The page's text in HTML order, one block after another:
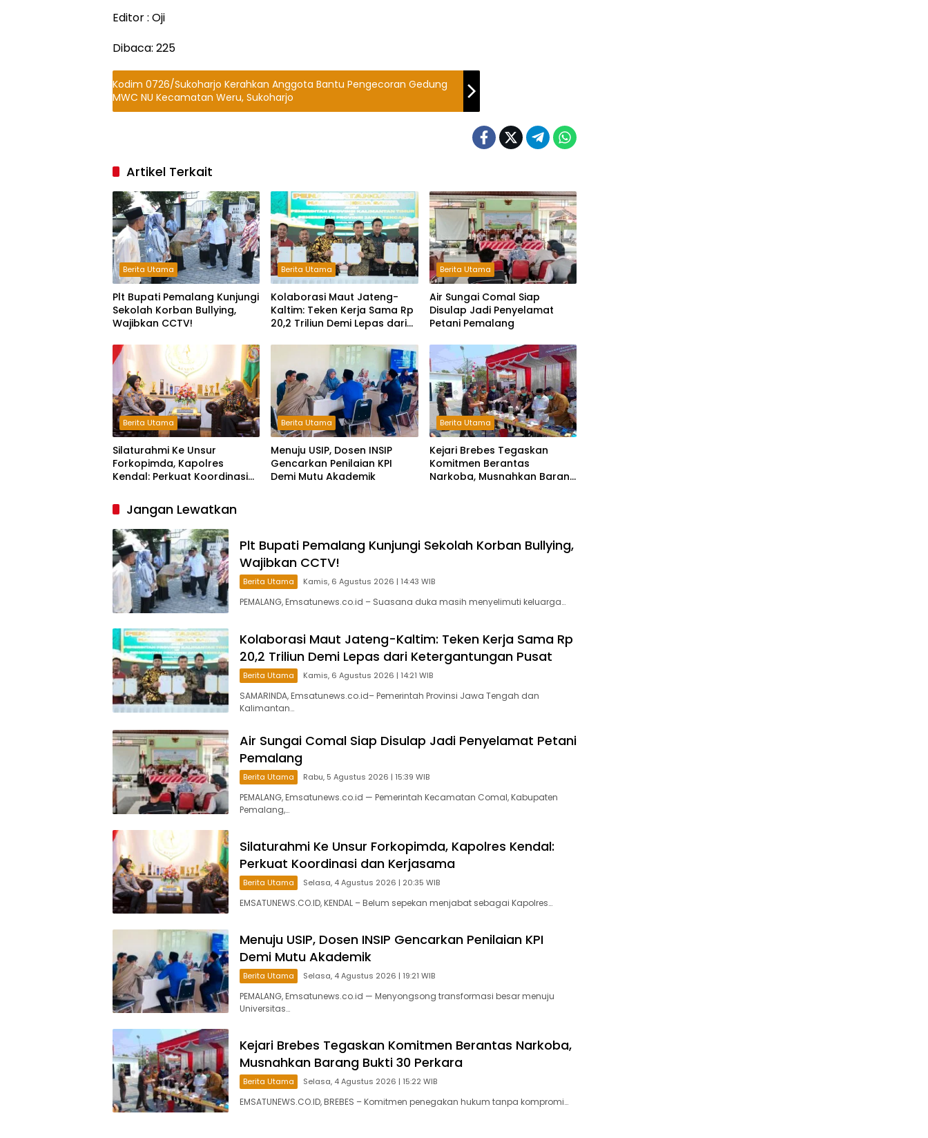
Editor : Oji
Dibaca: 225
Kodim 0726/Sukoharjo Kerahkan Anggota Bantu Pengecoran Gedung
MWC NU Kecamatan Weru, Sukoharjo
Artikel Terkait
Berita Utama
Plt Bupati Pemalang Kunjungi
Sekolah Korban Bullying,
Wajibkan CCTV!
Berita Utama
Kolaborasi Maut Jateng-
Kaltim: Teken Kerja Sama Rp
20,2 Triliun Demi Lepas dari
Berita Utama
Air Sungai Comal Siap
Disulap Jadi Penyelamat
Petani Pemalang
Berita Utama
Silaturahmi Ke Unsur
Forkopimda, Kapolres
Kendal: Perkuat Koordinasi
Berita Utama
Menuju USIP, Dosen INSIP
Gencarkan Penilaian KPI
Demi Mutu Akademik
Berita Utama
Kejari Brebes Tegaskan
Komitmen Berantas
Narkoba, Musnahkan Barang
Jangan Lewatkan
Plt Bupati Pemalang Kunjungi Sekolah Korban Bullying,
Wajibkan CCTV!
Berita Utama Kamis, 6 Agustus 2026 | 14:43 WIB
PEMALANG, Emsatunews.co.id – Suasana duka masih menyelimuti keluarga…
Kolaborasi Maut Jateng-Kaltim: Teken Kerja Sama Rp
20,2 Triliun Demi Lepas dari Ketergantungan Pusat
Berita Utama Kamis, 6 Agustus 2026 | 14:21 WIB
SAMARINDA, Emsatunews.co.id– Pemerintah Provinsi Jawa Tengah dan
Kalimantan…
Air Sungai Comal Siap Disulap Jadi Penyelamat Petani
Pemalang
Berita Utama Rabu, 5 Agustus 2026 | 15:39 WIB
PEMALANG, Emsatunews.co.id — Pemerintah Kecamatan Comal, Kabupaten
Pemalang,…
Silaturahmi Ke Unsur Forkopimda, Kapolres Kendal:
Perkuat Koordinasi dan Kerjasama
Berita Utama Selasa, 4 Agustus 2026 | 20:35 WIB
EMSATUNEWS.CO.ID, KENDAL – Belum sepekan menjabat sebagai Kapolres…
Menuju USIP, Dosen INSIP Gencarkan Penilaian KPI
Demi Mutu Akademik
Berita Utama Selasa, 4 Agustus 2026 | 19:21 WIB
PEMALANG, Emsatunews.co.id — Menyongsong transformasi besar menuju
Universitas…
Kejari Brebes Tegaskan Komitmen Berantas Narkoba,
Musnahkan Barang Bukti 30 Perkara
Berita Utama Selasa, 4 Agustus 2026 | 15:22 WIB
EMSATUNEWS.CO.ID, BREBES – Komitmen penegakan hukum tanpa kompromi…